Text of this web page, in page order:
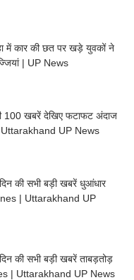
में कार की छत पर खड़े युवकों ने
| UP News
100 खबरें देखिए फटाफट अंदाज
UP News
की सभी बड़ी खबरें धुआंधार
| Uttarakhand UP
की सभी बड़ी खबरें ताबड़तोड़
| Uttarakhand UP News